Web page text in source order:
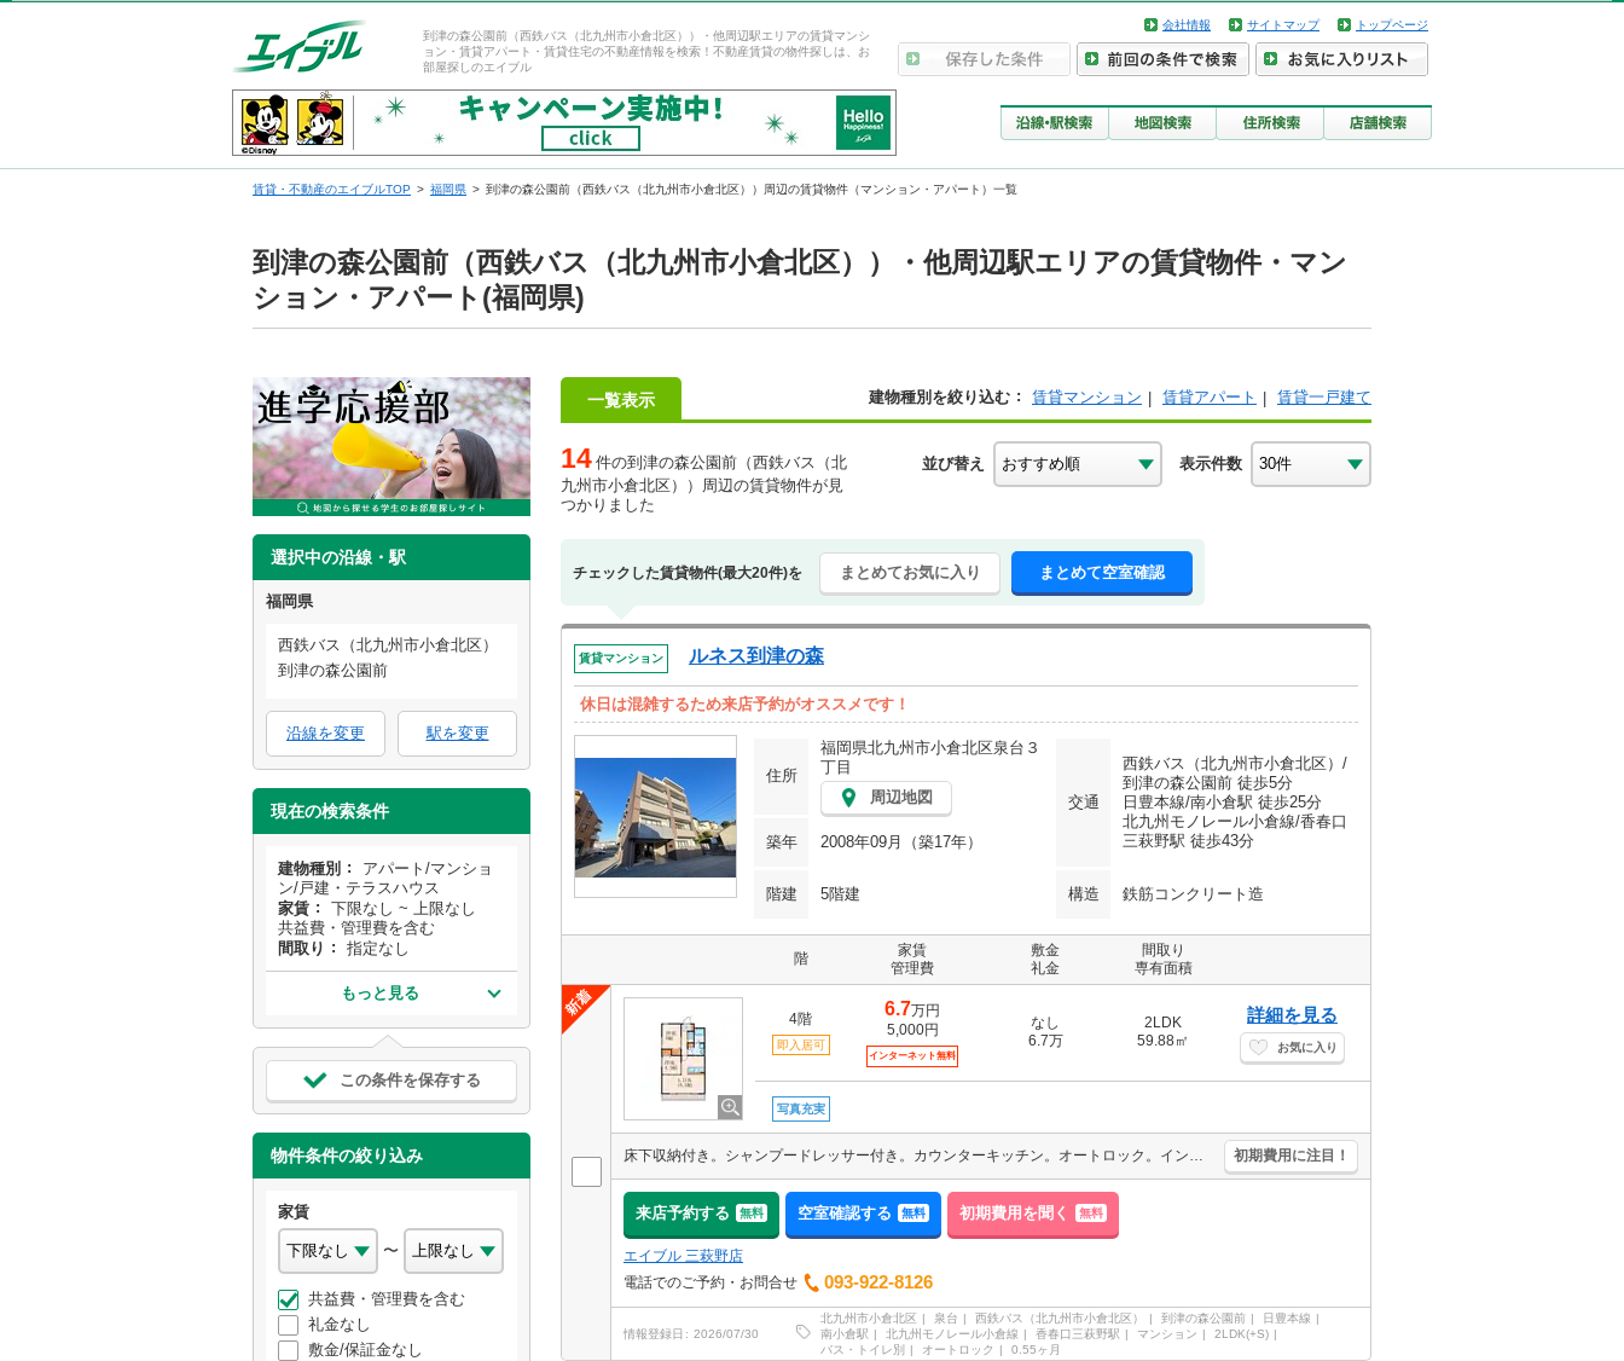
到津の森公園前（西鉄バス（北九州市小倉北区））・他周辺駅エリアの賃貸マンシ
ョン・賃貸アパート・賃貸住宅の不動産情報を検索！不動産賃貸の物件探しは、お
部屋探しのエイブル
会社情報 サイトマップ トップページ
賃貸・不動産のエイブルTOP 福岡県 到津の森公園前（西鉄バス（北九州市小倉北区））周辺の賃貸物件（マンション・アパート）一覧
到津の森公園前（西鉄バス（北九州市小倉北区））・他周辺駅エリアの賃貸物件・マン
ション・アパート(福岡県)
選択中の沿線・駅
福岡県
西鉄バス（北九州市小倉北区）
到津の森公園前
沿線を変更 駅を変更
現在の検索条件
建物種別
アパート/マンショ
ン/戸建・テラスハウス
家賃
下限なし ~ 上限なし
共益費・管理費を含む
間取り
指定なし
もっと見る
この条件を保存する
物件条件の絞り込み
家賃
〜
共益費・管理費を含む
礼金なし
敷金/保証金なし
一覧表示 建物種別を絞り込む 賃貸マンション 賃貸アパート 賃貸一戸建て
14 件の到津の森公園前（西鉄バス（北
九州市小倉北区））周辺の賃貸物件が見
つかりました
並び替え 表示件数
チェックした賃貸物件(最大20件)を まとめてお気に入り まとめて空室確認
賃貸マンション ルネス到津の森
休日は混雑するため来店予約がオススメです！
住所
福岡県北九州市小倉北区泉台３
丁目
周辺地図
交通
西鉄バス（北九州市小倉北区）/
到津の森公園前 徒歩5分
日豊本線/南小倉駅 徒歩25分
北九州モノレール小倉線/香春口
三萩野駅 徒歩43分
築年 2008年09月（築17年）
階建 5階建 構造 鉄筋コンクリート造
階
家賃
管理費
敷金
礼金
間取り
専有面積
4階
即入居可
6.7万円
5,000円
インターネット無料
なし
6.7万
2LDK
59.88㎡
詳細を見る
お気に入り
写真充実
床下収納付き。シャンプードレッサー付き。カウンターキッチン。オートロック。インターネット無料。バイク置き場あり。 初期費用に注目！
来店予約する 無料 空室確認する 無料 初期費用を聞く 無料
エイブル 三萩野店
電話でのご予約・お問合せ
093-922-8126
情報登録日 2026/07/30
北九州市小倉北区 泉台 西鉄バス（北九州市小倉北区） 到津の森公園前
日豊本線
南小倉駅
北九州モノレール小倉線 香春口三萩野駅 マンション
2LDK(+S)
バス・トイレ別
オートロック 0.55ヶ月